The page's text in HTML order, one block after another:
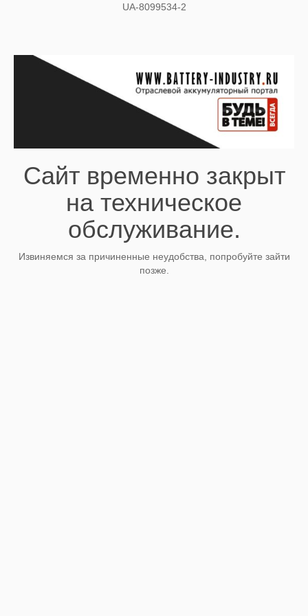
UA-8099534-2
Сайт временно закрыт
на техническое
обслуживание.
Извиняемся за причиненные неудобства, попробуйте зайти
позже.